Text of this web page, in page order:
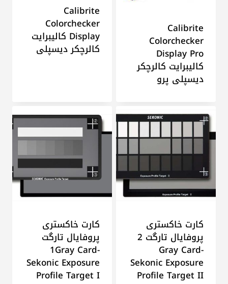
Calibrite
Colorchecker
Display Pro
کالیبرایت کالرچکر
دیسپلی پرو
Calibrite
Colorchecker
Display کالیبرایت
کالرچکر دیسپلی
کارت خاکستری
پروفایال تارگت 2
Gray Card-
Sekonic Exposure
Profile Target II
کارت خاکستری
پروفایال تارگت
1Gray Card-
Sekonic Exposure
Profile Target I